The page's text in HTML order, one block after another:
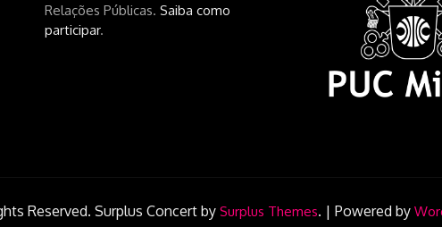
Relações Públicas. Saiba como
participar.
Reserved. Surplus Concert by Surplus Themes. | Powered by